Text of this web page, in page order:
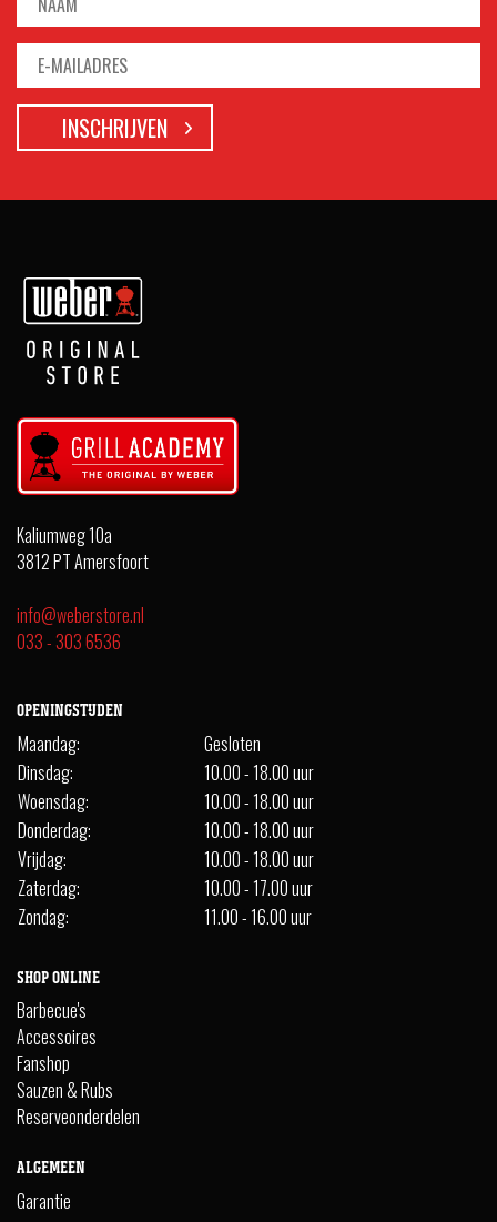
Kaliumweg 10a
3812 PT Amersfoort
info@weberstore.nl
033 - 303 6536
OPENINGSTIJDEN
Maandag:
Gesloten
Dinsdag:
10.00 - 18.00 uur
Woensdag:
10.00 - 18.00 uur
Donderdag:
10.00 - 18.00 uur
Vrijdag:
10.00 - 18.00 uur
Zaterdag:
10.00 - 17.00 uur
Zondag:
11.00 - 16.00 uur
SHOP ONLINE
Barbecue's
Accessoires
Fanshop
Sauzen & Rubs
Reserveonderdelen
ALGEMEEN
Garantie